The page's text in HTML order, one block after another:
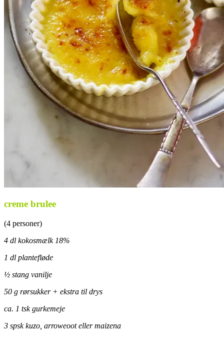
creme brulee
(4 personer)
4 dl kokosmælk 18%
1 dl plantefløde
½ stang vanilje
50 g rørsukker + ekstra til drys
ca. 1 tsk gurkemeje
3 spsk kuzo, arroweoot eller maizena